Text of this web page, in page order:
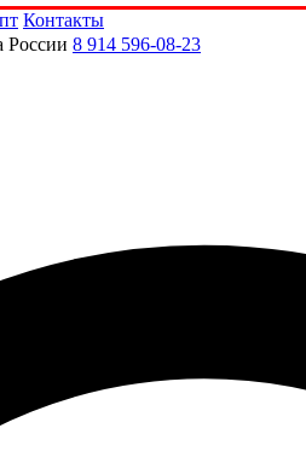
Контакты
России 8 914 596-08-23